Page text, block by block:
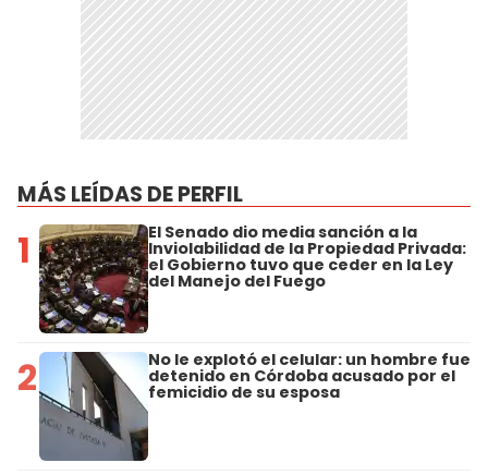
MÁS LEÍDAS DE PERFIL
1 El Senado dio media sanción a la
Inviolabilidad de la Propiedad Privada:
el Gobierno tuvo que ceder en la Ley
del Manejo del Fuego
2 No le explotó el celular: un hombre fue
detenido en Córdoba acusado por el
femicidio de su esposa